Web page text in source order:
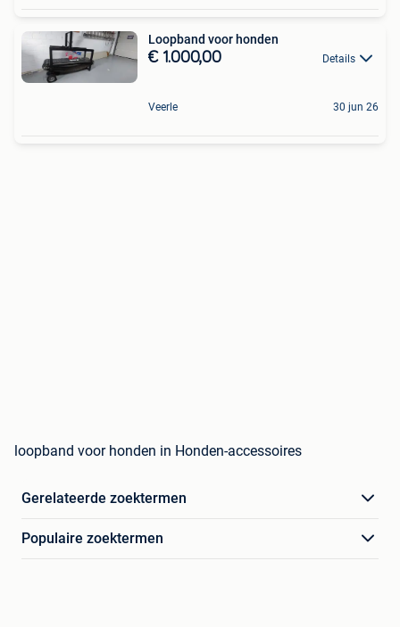
Loopband voor honden
€ 1.000,00 Details
Veerle 30 jun 26
loopband voor honden in Honden-accessoires
Gerelateerde zoektermen
Populaire zoektermen